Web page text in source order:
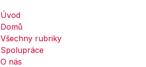
Úvod
Domů
Všechny rubriky
Spolupráce
O nás